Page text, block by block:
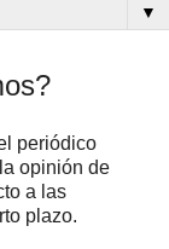
▼
periódico
opinión de
a las
plazo.